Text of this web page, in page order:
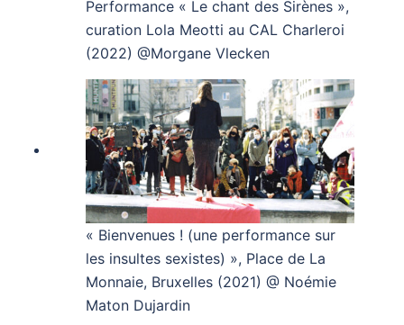
Performance « Le chant des Sirènes »,
curation Lola Meotti au CAL Charleroi
(2022) @Morgane Vlecken
« Bienvenues ! (une performance sur
les insultes sexistes) », Place de La
Monnaie, Bruxelles (2021) @ Noémie
Maton Dujardin